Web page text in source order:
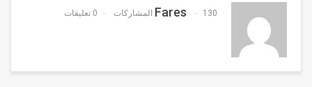
Fares 130 المشاركات 0 تعليقات